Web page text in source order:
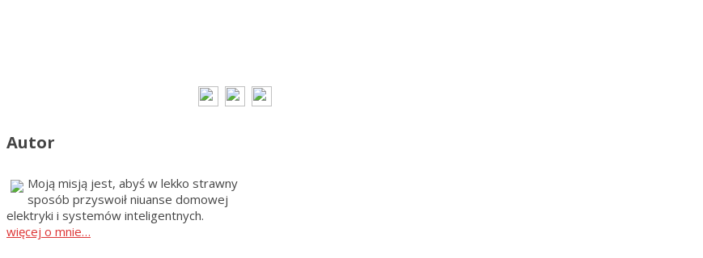
Autor
Moją misją jest, abyś w lekko strawny
sposób przyswoił niuanse domowej
elektryki i systemów inteligentnych.
więcej o mnie…